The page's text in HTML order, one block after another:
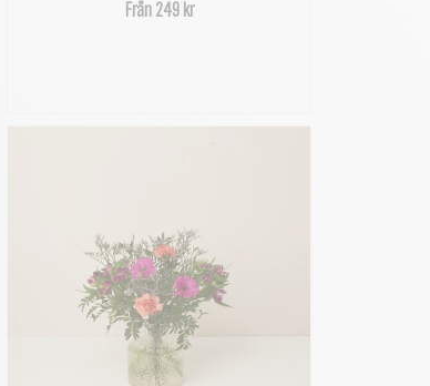
Från 249 kr